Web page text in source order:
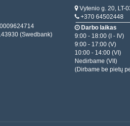
(Swedbank)
Vytenio g. 20, LT-
+370 64502448
Darbo laikas
9:00 - 18:00 (I - IV)
9:00 - 17:00 (V)
10:00 - 14:00 (VI)
Nedirbame (VII)
(Dirbame be pietų